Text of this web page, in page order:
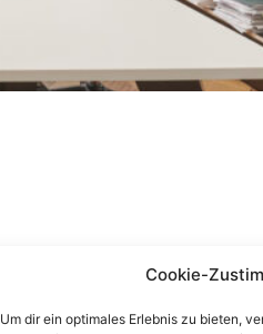
Cookie-
Um dir ein optimales Erlebnis zu bieten,